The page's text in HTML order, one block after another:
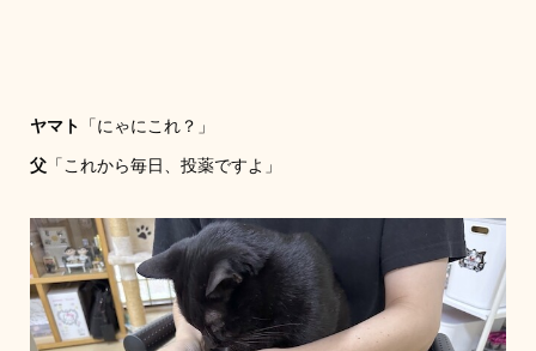
ヤマト 「にゃにこれ？」
父「これから毎日、投薬ですよ」